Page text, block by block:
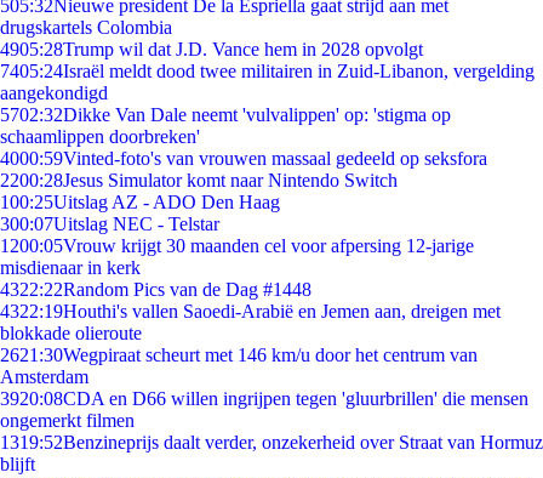
505:32Nieuwe president De la Espriella gaat strijd aan met
drugskartels Colombia
4905:28Trump wil dat J.D. Vance hem in 2028 opvolgt
7405:24Israël meldt dood twee militairen in Zuid-Libanon, vergelding
aangekondigd
5702:32Dikke Van Dale neemt 'vulvalippen' op: 'stigma op
schaamlippen doorbreken'
4000:59Vinted-foto's van vrouwen massaal gedeeld op seksfora
2200:28Jesus Simulator komt naar Nintendo Switch
100:25Uitslag AZ - ADO Den Haag
300:07Uitslag NEC - Telstar
1200:05Vrouw krijgt 30 maanden cel voor afpersing 12-jarige
misdienaar in kerk
4322:22Random Pics van de Dag #1448
4322:19Houthi's vallen Saoedi-Arabië en Jemen aan, dreigen met
blokkade olieroute
2621:30Wegpiraat scheurt met 146 km/u door het centrum van
Amsterdam
3920:08CDA en D66 willen ingrijpen tegen 'gluurbrillen' die mensen
ongemerkt filmen
1319:52Benzineprijs daalt verder, onzekerheid over Straat van Hormuz
blijft